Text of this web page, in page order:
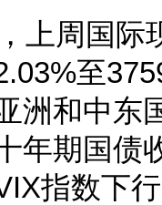
上周国际
至
洲和中东
年期国债
指数下